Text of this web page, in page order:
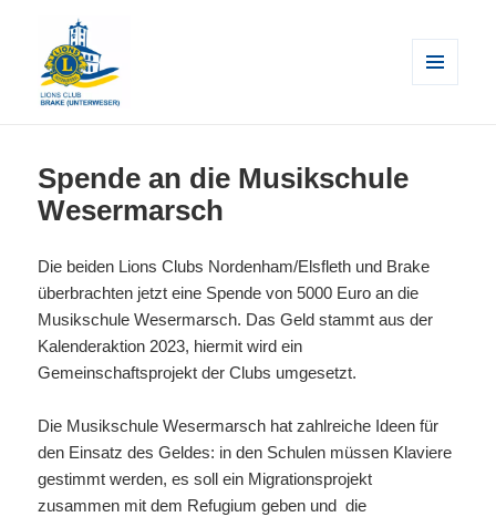
Spende an die Musikschule
Wesermarsch
Die beiden Lions Clubs Nordenham/Elsfleth und Brake
überbrachten jetzt eine Spende von 5000 Euro an die
Musikschule Wesermarsch. Das Geld stammt aus der
Kalenderaktion 2023, hiermit wird ein
Gemeinschaftsprojekt der Clubs umgesetzt.
Die Musikschule Wesermarsch hat zahlreiche Ideen für
den Einsatz des Geldes: in den Schulen müssen Klaviere
gestimmt werden, es soll ein Migrationsprojekt
zusammen mit dem Refugium geben und die